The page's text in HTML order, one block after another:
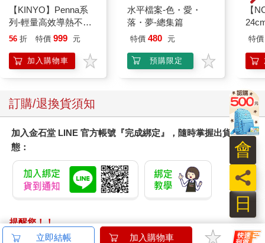
【KINYO】Penna系
列-輕量高效導熱不沾
平煎鍋30cm
56 折 特價 999 元
加入購物車
水平檔案-色・愛・
落・夢-總集篇
特價 480 元
預購限定
【
特價
訂購/退換貨須知
加入金石堂 LINE 官方帳號『完成綁定』，隨時掌握出貨動
態：
提醒您！！
金石堂及銀行均不會請您操作ATM! 如接獲電話要求您前往
立即結帳 加入購物車
日
員
會